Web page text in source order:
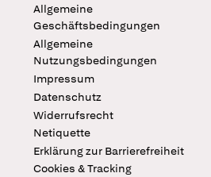
Allgemeine
Geschäftsbedingungen
Allgemeine
Nutzungsbedingungen
Impressum
Datenschutz
Widerrufsrecht
Netiquette
Erklärung zur Barrierefreiheit
Cookies & Tracking